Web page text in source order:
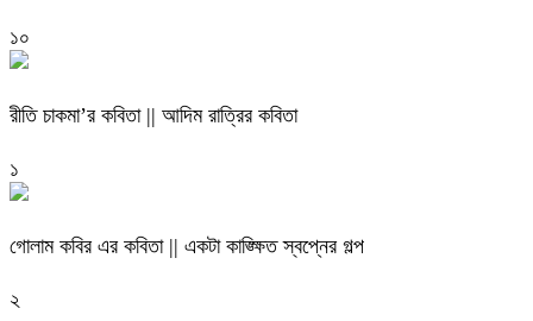
১০
রীতি চাকমা’র কবিতা || আদিম রাত্রির কবিতা
১
গোলাম কবির এর কবিতা || একটা কাঙ্ক্ষিত স্বপ্নের গল্প
২